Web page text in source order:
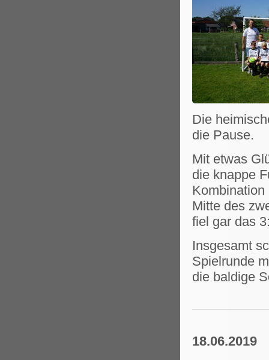
Die
die Pause.
Mit etwas
die knappe
Mitte des
fiel gar das
Insgesamt
Spielrunde
die baldige
18.06.2019